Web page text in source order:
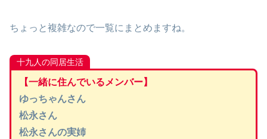
ちょっと複雑なので一覧にまとめますね。
十九人の同居生活
【一緒に住んでいるメンバー】
ゆっちゃんさん
松永さん
松永さんの実姉